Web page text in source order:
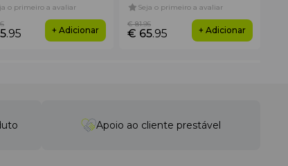
o primeiro a avaliar
.95 + Adicionar
Seja o primeiro a avaliar
€ 65.95
€ 81.95
+ Adicionar
Apoio ao cliente prestável